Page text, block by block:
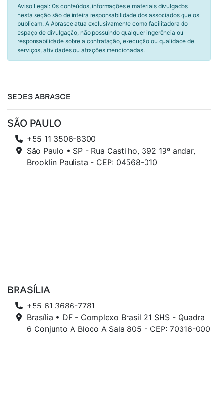
Aviso Legal: Os conteúdos, informações e materiais divulgados
nesta seção são de inteira responsabilidade dos associados que os
publicam. A Abrasce atua exclusivamente como facilitadora do
espaço de divulgação, não possuindo qualquer ingerência ou
responsabilidade sobre a contratação, execução ou qualidade de
serviços, atividades ou atrações mencionadas.
SEDES ABRASCE
SÃO PAULO
+55 11 3506-8300
São Paulo • SP - Rua Castilho, 392 19º andar,
Brooklin Paulista - CEP: 04568-010
BRASÍLIA
+55 61 3686-7781
Brasília • DF - Complexo Brasil 21 SHS - Quadra
6 Conjunto A Bloco A Sala 805 - CEP: 70316-000